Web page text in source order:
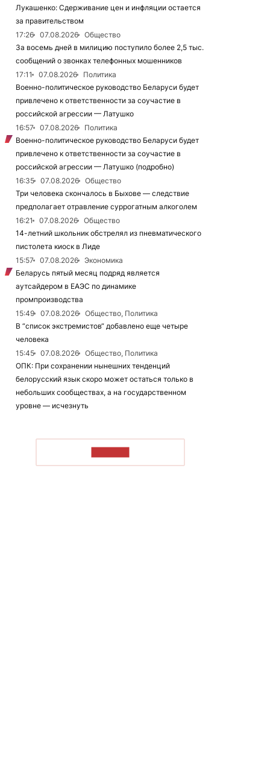
Лукашенко: Сдерживание цен и инфляции остается
за правительством
17:26
07.08.2026
Общество
За восемь дней в милицию поступило более 2,5 тыс.
сообщений о звонках телефонных мошенников
17:11
07.08.2026
Политика
Военно-политическое руководство Беларуси будет
привлечено к ответственности за соучастие в
российской агрессии — Латушко
16:57
07.08.2026
Политика
Военно-политическое руководство Беларуси будет
привлечено к ответственности за соучастие в
российской агрессии — Латушко (подробно)
16:35
07.08.2026
Общество
Три человека скончалось в Быхове — следствие
предполагает отравление суррогатным алкоголем
16:21
07.08.2026
Общество
14-летний школьник обстрелял из пневматического
пистолета киоск в Лиде
15:57
07.08.2026
Экономика
Беларусь пятый месяц подряд является
аутсайдером в ЕАЭС по динамике
промпроизводства
15:49
07.08.2026
Общество, Политика
В “список экстремистов“ добавлено еще четыре
человека
15:45
07.08.2026
Общество, Политика
ОПК: При сохранении нынешних тенденций
белорусский язык скоро может остаться только в
небольших сообществах, а на государственном
уровне — исчезнуть